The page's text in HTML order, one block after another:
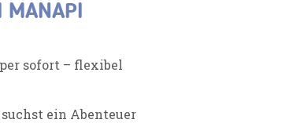
MANAPI
sofort – flexibel
ein Abenteuer